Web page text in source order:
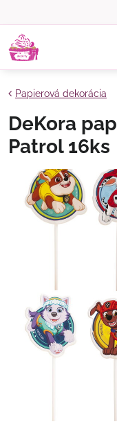
Papierová dekorácia
DeKora
Patrol 16ks